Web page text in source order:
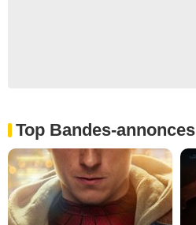
Top Bandes-annonces